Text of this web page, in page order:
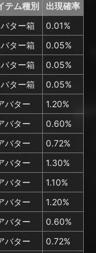
テム種別
出現確率
ター箱
0.01%
ター箱
0.05%
ター箱
0.05%
ター箱
0.05%
バター
1.20%
バター
0.60%
バター
0.72%
バター
1.30%
バター
1.10%
バター
1.20%
バター
0.60%
バター
0.72%